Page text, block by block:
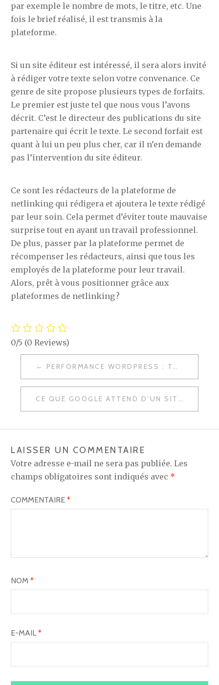
par exemple le nombre de mots, le titre, etc. Une
fois le brief réalisé, il est transmis à la
plateforme.
Si un site éditeur est intéressé, il sera alors invité
à rédiger votre texte selon votre convenance. Ce
genre de site propose plusieurs types de forfaits.
Le premier est juste tel que nous vous l’avons
décrit. C’est le directeur des publications du site
partenaire qui écrit le texte. Le second forfait est
quant à lui un peu plus cher, car il n’en demande
pas l’intervention du site éditeur.
Ce sont les rédacteurs de la plateforme de
netlinking qui rédigera et ajoutera le texte rédigé
par leur soin. Cela permet d’éviter toute mauvaise
surprise tout en ayant un travail professionnel.
De plus, passer par la plateforme permet de
récompenser les rédacteurs, ainsi que tous les
employés de la plateforme pour leur travail.
Alors, prêt à vous positionner grâce aux
plateformes de netlinking ?
0/5 (0 Reviews)
NAVIGATION
DE
L’ARTICLE
PERFORMANCE WORDPRESS : TOP 3 DES MEILLEURS PLUGINS DE CACHE GRATUITS
CE QUE GOOGLE ATTEND D’UN SITE INTERNET
LAISSER UN COMMENTAIRE
Votre adresse e-mail ne sera pas publiée. Les
champs obligatoires sont indiqués avec *
COMMENTAIRE*
NOM*
E-MAIL*